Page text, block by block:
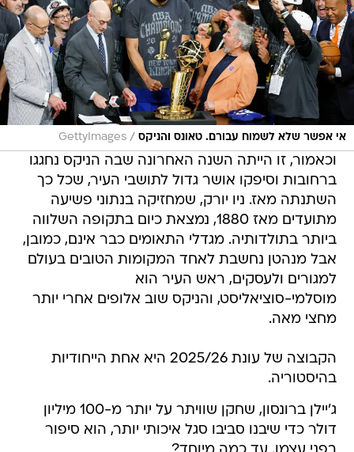
אי אפשר שלא לשמוח עבורם. טאונס והניקס /
GettyImages
וכאמור, זו הייתה השנה האחרונה שבה הניקס נחגגו
ברחובות וסיפקו אושר גדול לתושבי העיר, שכל כך
השתנתה מאז. ניו יורק, שמחזיקה בנתוני פשיעה
מתועדים מאז 1880, נמצאת כיום בתקופה השלווה
ביותר בתולדותיה. מגדלי התאומים כבר אינם, כמובן,
אבל מנהטן נחשבת לאחד המקומות הטובים בעולם
למגורים ולעסקים, ראש העיר הוא
מוסלמי-סוציאליסט, והניקס שוב אלופים אחרי יותר
מחצי מאה.
הקבוצה של עונת 2025/26 היא אחת הייחודיות
בהיסטוריה.
ג'יילן ברונסון, שחקן שוויתר על יותר מ-100 מיליון
דולר כדי שיבנו סביבו סגל איכותי יותר, הוא סיפור